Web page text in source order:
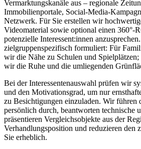
Vermarktungskanäle aus – regionale
Immobilienportale, Social-Media-
Netzwerk. Für Sie erstellen wir
Videomaterial sowie optional einen 360°-
potenzielle Interessent:innen
zielgruppenspezifisch formuliert: Für
wir die Nähe zu Schulen und
wir die Ruhe und die umliegenden
Bei der Interessentenauswahl prüfen wir
und den Motivationsgrad, um nur
zu Besichtigungen einzuladen. Wir führen
persönlich durch, beantworten technische
präsentieren Vergleichsobjekte aus der
Verhandlungsposition und reduzieren den
Sie erheblich.